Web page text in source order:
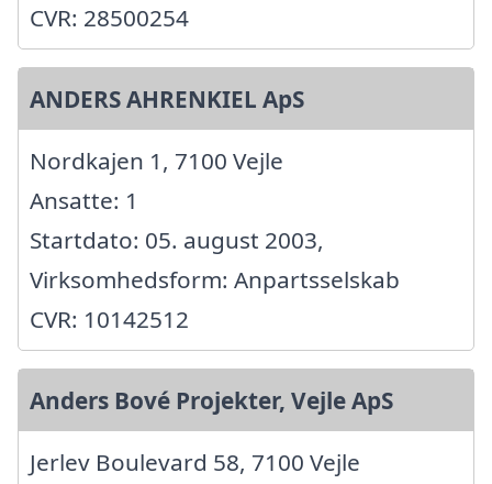
CVR: 28500254
ANDERS AHRENKIEL ApS
Nordkajen 1, 7100 Vejle
Ansatte: 1
Startdato: 05. august 2003,
Virksomhedsform: Anpartsselskab
CVR: 10142512
Anders Bové Projekter, Vejle ApS
Jerlev Boulevard 58, 7100 Vejle